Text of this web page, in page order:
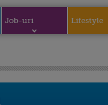
Job-uri Lifestyle